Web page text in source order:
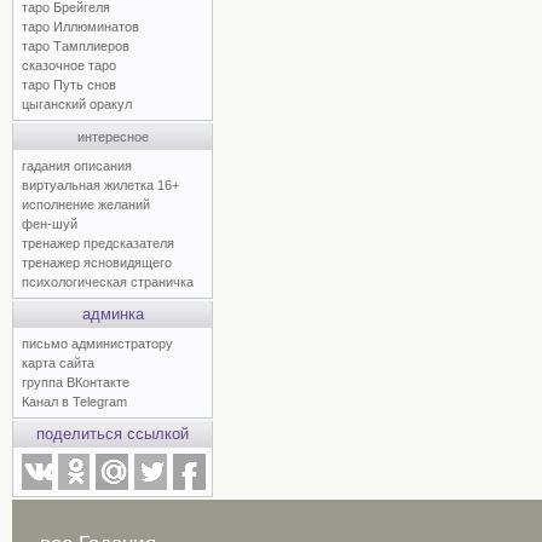
таро Брейгеля
таро Иллюминатов
таро Тамплиеров
сказочное таро
таро Путь снов
цыганский оракул
интересное
гадания описания
виртуальная жилетка 16+
исполнение желаний
фен-шуй
тренажер предсказателя
тренажер ясновидящего
психологическая страничка
админка
письмо администратору
карта сайта
группа ВКонтакте
Канал в Telegram
поделиться ссылкой